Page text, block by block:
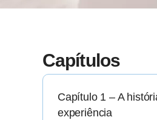
Capítulos
Capítulo 1 – A
experiência